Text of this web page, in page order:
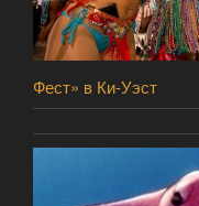
Фест» в Ки-Уэст